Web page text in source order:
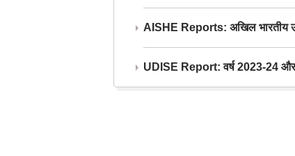
AISHE Reports: अखिल भारतीय
UDISE Report: वर्ष 2023-24